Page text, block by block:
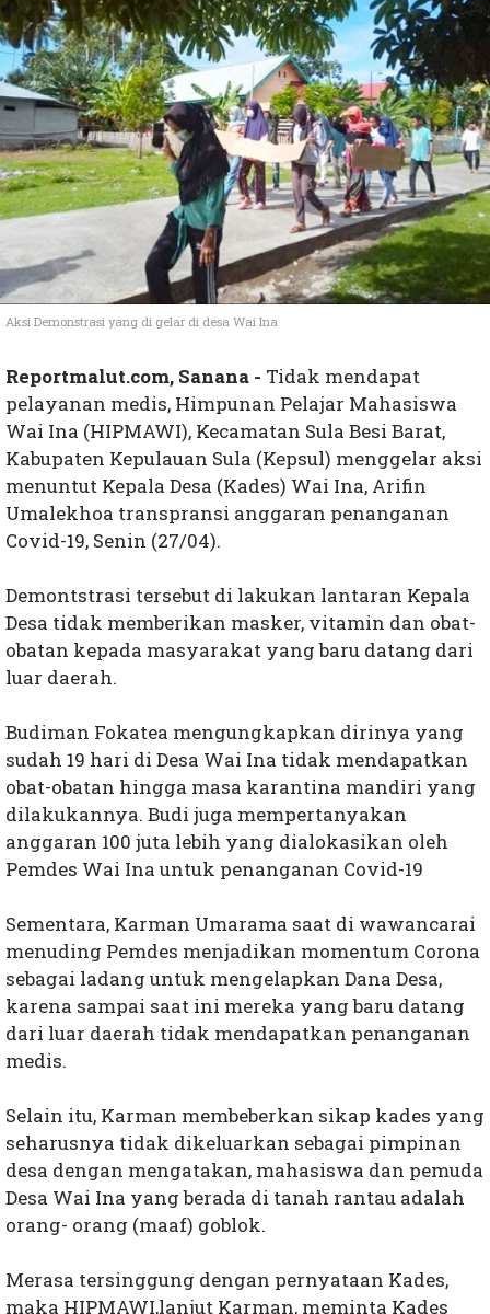
Aksi Demonstrasi yang di gelar di desa Wai Ina
Reportmalut.com, Sanana - Tidak mendapat
pelayanan medis, Himpunan Pelajar Mahasiswa
Wai Ina (HIPMAWI), Kecamatan Sula Besi Barat,
Kabupaten Kepulauan Sula (Kepsul) menggelar aksi
menuntut Kepala Desa (Kades) Wai Ina, Arifin
Umalekhoa transpransi anggaran penanganan
Covid-19, Senin (27/04).
Demontstrasi tersebut di lakukan lantaran Kepala
Desa tidak memberikan masker, vitamin dan obat-
obatan kepada masyarakat yang baru datang dari
luar daerah.
Budiman Fokatea mengungkapkan dirinya yang
sudah 19 hari di Desa Wai Ina tidak mendapatkan
obat-obatan hingga masa karantina mandiri yang
dilakukannya. Budi juga mempertanyakan
anggaran 100 juta lebih yang dialokasikan oleh
Pemdes Wai Ina untuk penanganan Covid-19
Sementara, Karman Umarama saat di wawancarai
menuding Pemdes menjadikan momentum Corona
sebagai ladang untuk mengelapkan Dana Desa,
karena sampai saat ini mereka yang baru datang
dari luar daerah tidak mendapatkan penanganan
medis.
Selain itu, Karman membeberkan sikap kades yang
seharusnya tidak dikeluarkan sebagai pimpinan
desa dengan mengatakan, mahasiswa dan pemuda
Desa Wai Ina yang berada di tanah rantau adalah
orang- orang (maaf) goblok.
Merasa tersinggung dengan pernyataan Kades,
maka HIPMAWI,lanjut Karman, meminta Kades